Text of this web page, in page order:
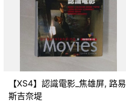
【XS4】認識電影_焦雄屏, 路易
斯吉奈堤